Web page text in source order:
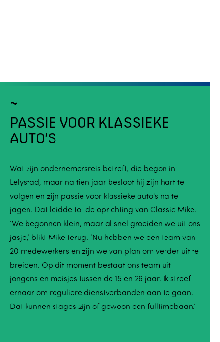
PASSIE VOOR KLASSIEKE
AUTO’S
Wat zijn ondernemersreis betreft, die begon in
Lelystad, maar na tien jaar besloot hij zijn hart te
volgen en zijn passie voor klassieke auto's na te
jagen. Dat leidde tot de oprichting van Classic Mike.
‘We begonnen klein, maar al snel groeiden we uit ons
jasje,’ blikt Mike terug. ‘Nu hebben we een team van
20 medewerkers en zijn we van plan om verder uit te
breiden. Op dit moment bestaat ons team uit
jongens en meisjes tussen de 15 en 26 jaar. Ik streef
ernaar om reguliere dienstverbanden aan te gaan.
Dat kunnen stages zijn of gewoon een fulltimebaan.’